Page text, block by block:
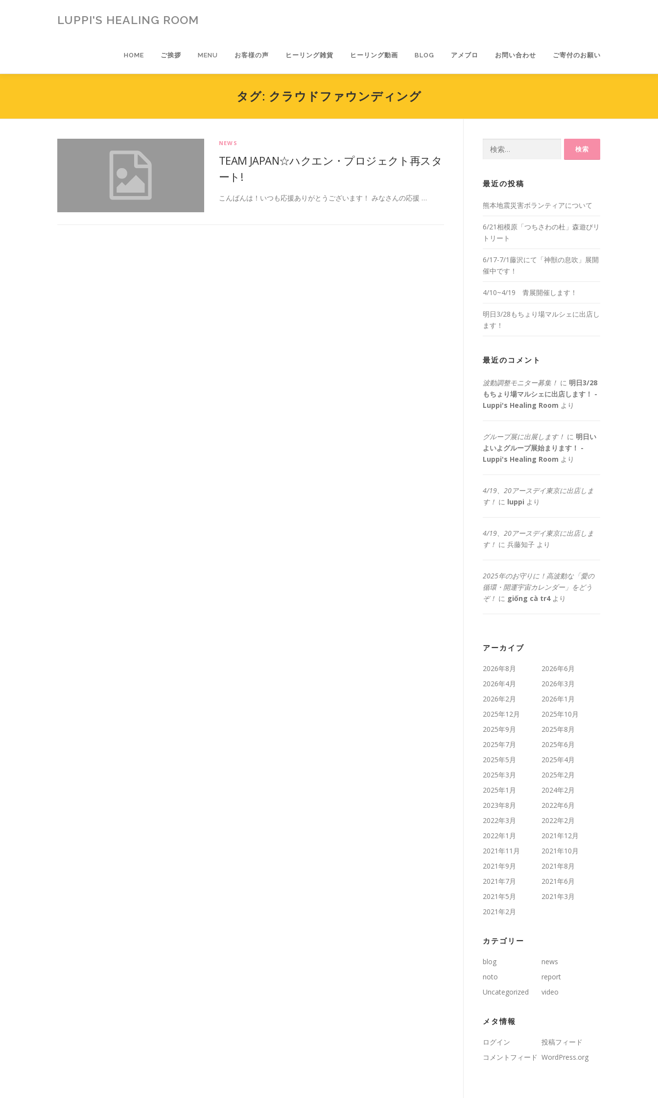
ス
LUPPI'S HEALING ROOM
HOME ご挨拶 MENU お客様の声 ヒーリング雑貨 ヒーリング動画 BLOG アメブロ お問い合わせ ご寄付のお願い
タグ: クラウドファウンディング
NEWS
TEAM JAPAN☆ハクエン・プロジェクト再スタ
ート!
こんばんは！いつも応援ありがとうございます！ みなさんの応援 …
最近の投稿
熊本地震災害ボランティアについて
6/21相模原「つちさわの杜」森遊びリ
トリート
6/17-7/1藤沢にて「神獣の息吹」展開
催中です！
4/10~4/19 青展開催します！
明日3/28もちょり場マルシェに出店し
ます！
最近のコメント
波動調整モニター募集！ に 明日3/28
もちょり場マルシェに出店します！ -
Luppi's Healing Room より
グループ展に出展します！ に 明日い
よいよグループ展始まります！ -
Luppi's Healing Room より
4/19、20アースデイ東京に出店しま
す！ に luppi より
4/19、20アースデイ東京に出店しま
す！ に 兵藤知子 より
2025年のお守りに！高波動な「愛の
循環・開運宇宙カレンダー」をどう
ぞ！ に giống cà tr4より
アーカイブ
2026年8月
2026年6月
2026年4月
2026年3月
2026年2月
2026年1月
2025年12月
2025年10月
2025年9月
2025年8月
2025年7月
2025年6月
2025年5月
2025年4月
2025年3月
2025年2月
2025年1月
2024年2月
2023年8月
2022年6月
2022年3月
2022年2月
2022年1月
2021年12月
2021年11月
2021年10月
2021年9月
2021年8月
2021年7月
2021年6月
2021年5月
2021年3月
2021年2月
カテゴリー
blog
news
noto
report
Uncategorized
video
メタ情報
ログイン
投稿フィード
コメントフィード WordPress.org